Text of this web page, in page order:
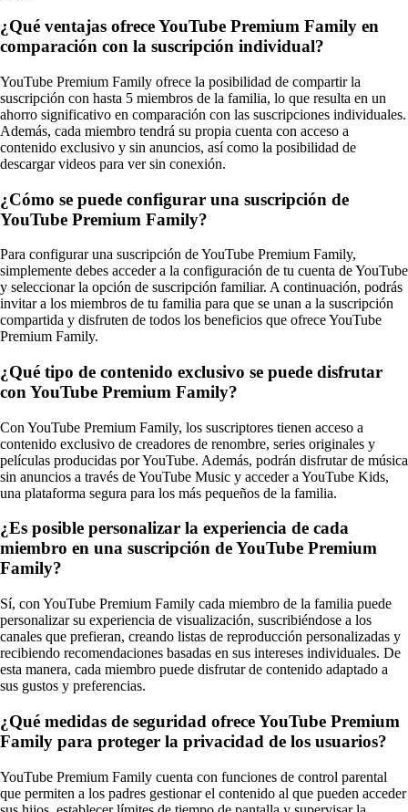
¿Qué ventajas ofrece YouTube Premium Family en
comparación con la suscripción individual?
YouTube Premium Family ofrece la posibilidad de compartir la
suscripción con hasta 5 miembros de la familia, lo que resulta en un
ahorro significativo en comparación con las suscripciones individuales.
Además, cada miembro tendrá su propia cuenta con acceso a
contenido exclusivo y sin anuncios, así como la posibilidad de
descargar videos para ver sin conexión.
¿Cómo se puede configurar una suscripción de
YouTube Premium Family?
Para configurar una suscripción de YouTube Premium Family,
simplemente debes acceder a la configuración de tu cuenta de YouTube
y seleccionar la opción de suscripción familiar. A continuación, podrás
invitar a los miembros de tu familia para que se unan a la suscripción
compartida y disfruten de todos los beneficios que ofrece YouTube
Premium Family.
¿Qué tipo de contenido exclusivo se puede disfrutar
con YouTube Premium Family?
Con YouTube Premium Family, los suscriptores tienen acceso a
contenido exclusivo de creadores de renombre, series originales y
películas producidas por YouTube. Además, podrán disfrutar de música
sin anuncios a través de YouTube Music y acceder a YouTube Kids,
una plataforma segura para los más pequeños de la familia.
¿Es posible personalizar la experiencia de cada
miembro en una suscripción de YouTube Premium
Family?
Sí, con YouTube Premium Family cada miembro de la familia puede
personalizar su experiencia de visualización, suscribiéndose a los
canales que prefieran, creando listas de reproducción personalizadas y
recibiendo recomendaciones basadas en sus intereses individuales. De
esta manera, cada miembro puede disfrutar de contenido adaptado a
sus gustos y preferencias.
¿Qué medidas de seguridad ofrece YouTube Premium
Family para proteger la privacidad de los usuarios?
YouTube Premium Family cuenta con funciones de control parental
que permiten a los padres gestionar el contenido al que pueden acceder